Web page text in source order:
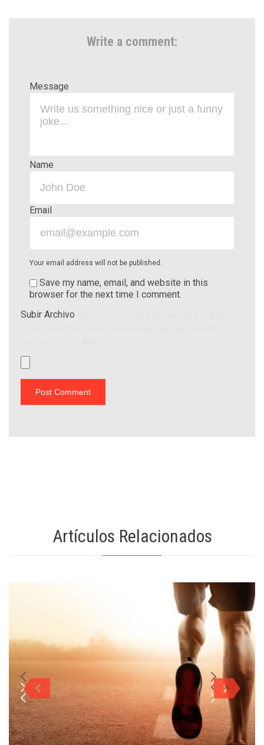
Write a comment:
Message
Name
Email
Your email address will not be published.
Save my name, email, and website in this
browser for the next time I comment.
Subir Archivo
Artículos Relacionados